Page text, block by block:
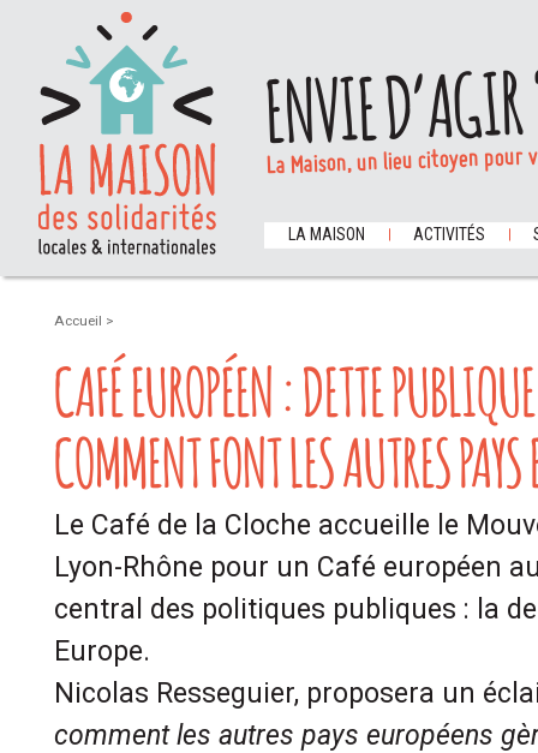
ENVIE
La Maison, un lieu citoyen
LA MAISON ACTIVITÉS
Accueil >
CAFÉ EUROPÉEN : DETTE
COMMENT FONT LES AUTRES PAYS
Le Café de la Cloche accueille le
Lyon-Rhône pour un Café européen
central des politiques publiques : la
Europe.
Nicolas Resseguier, proposera un
comment les autres pays européens